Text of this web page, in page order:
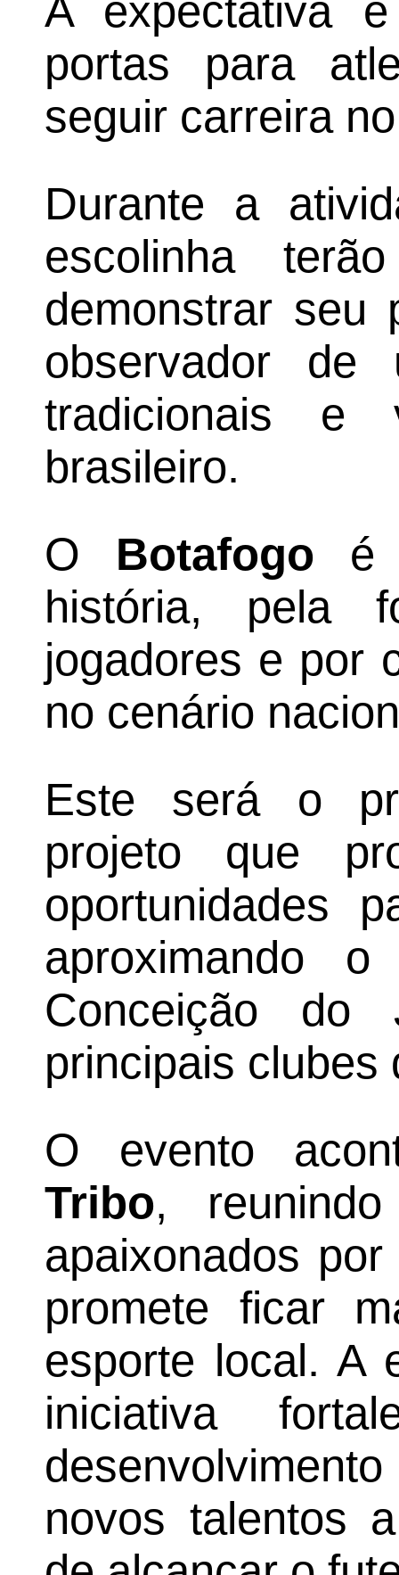
A expectativa
portas para
seguir carreira
Durante a
escolinha
demonstrar seu
observador
tradicionais e
brasileiro.
O Botafogo é
história, pela
jogadores e por
no cenário
Este será o
projeto que
oportunidades
aproximando
Conceição
principais clubes
O evento
Tribo,
apaixonados
promete ficar
esporte local. A
iniciativa
novos talentos